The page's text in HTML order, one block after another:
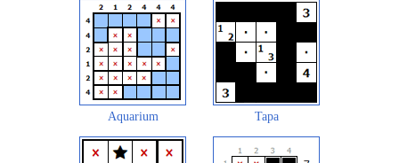
Aquarium Tapa